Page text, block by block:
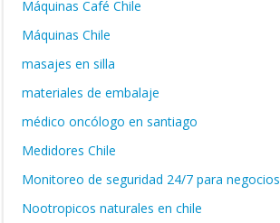
Máquinas Café Chile
Máquinas Chile
masajes en silla
materiales de embalaje
médico oncólogo en santiago
Medidores Chile
Monitoreo de seguridad 24/7 para negocios
Nootropicos naturales en chile